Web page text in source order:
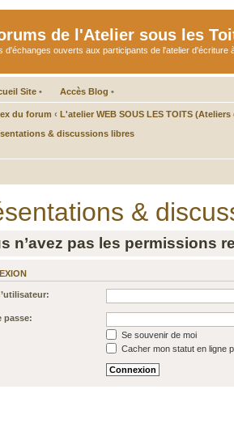
de l'Atelier sous les
d'échanges ouverts aux participants de l'atelier d'écriture
Site • Accès Blog •
du forum ‹ L'atelier WEB SOUS LES TOITS
& discussions libres
&
n’avez pas les permissions
passe:
Se souvenir de moi
Cacher mon statut en ligne